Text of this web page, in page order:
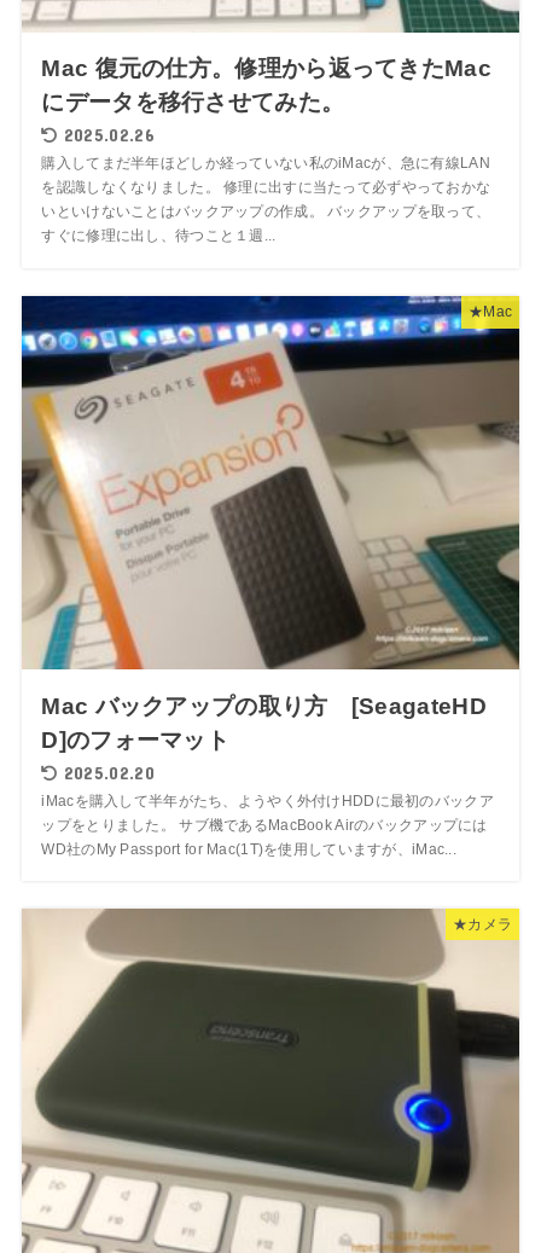
Mac 復元の仕方。修理から返ってきたMac
にデータを移行させてみた。
2025.02.26
購入してまだ半年ほどしか経っていない私のiMacが、急に有線LAN
を認識しなくなりました。 修理に出すに当たって必ずやっておかな
いといけないことはバックアップの作成。 バックアップを取って、
すぐに修理に出し、待つこと１週...
★Mac
Mac バックアップの取り方 [SeagateHD
D]のフォーマット
2025.02.20
iMacを購入して半年がたち、ようやく外付けHDDに最初のバックア
ップをとりました。 サブ機であるMacBook Airのバックアップには
WD社のMy Passport for Mac(1T)を使用していますが、iMac...
★カメラ